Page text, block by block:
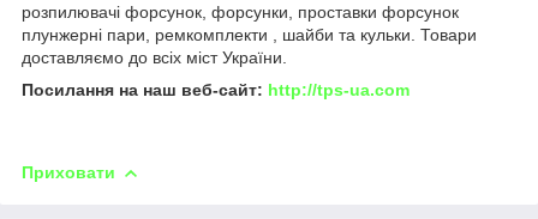
розпилювачі форсунок, форсунки, проставки форсунок
плунжерні пари, ремкомплекти , шайби та кульки. Товари
доставляємо до всіх міст України.
Посилання на наш веб-сайт: http://tps-ua.com
Приховати